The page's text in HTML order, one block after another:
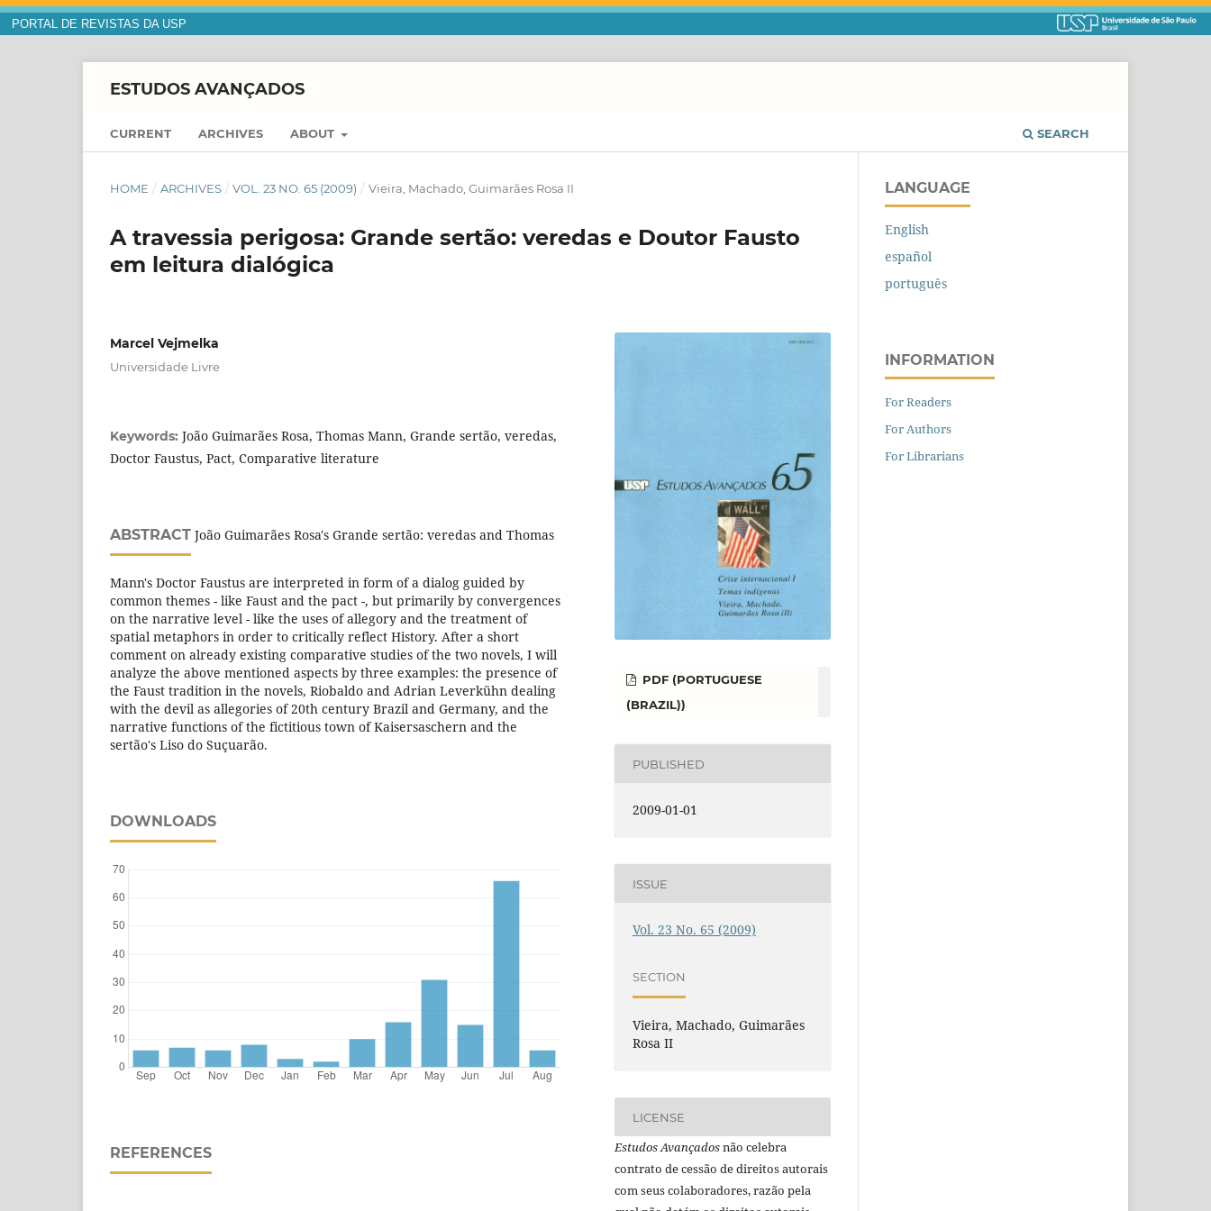
PORTAL DE REVISTAS DA USP
ESTUDOS AVANÇADOS
CURRENT ARCHIVES ABOUT SEARCH
HOME / ARCHIVES / VOL. 23 NO. 65 (2009) / Vieira, Machado, Guimarães Rosa II
A travessia perigosa: Grande sertão: veredas e Doutor Fausto
em leitura dialógica
Marcel Vejmelka
Universidade Livre
Keywords: João Guimarães Rosa, Thomas Mann, Grande sertão, veredas,
Doctor Faustus, Pact, Comparative literature
ABSTRACT João Guimarães Rosa's Grande sertão: veredas and Thomas
Mann's Doctor Faustus are interpreted in form of a dialog guided by
common themes - like Faust and the pact -, but primarily by convergences
on the narrative level - like the uses of allegory and the treatment of
spatial metaphors in order to critically reflect History. After a short
comment on already existing comparative studies of the two novels, I will
analyze the above mentioned aspects by three examples: the presence of
the Faust tradition in the novels, Riobaldo and Adrian Leverkühn dealing
with the devil as allegories of 20th century Brazil and Germany, and the
narrative functions of the fictitious town of Kaisersaschern and the
sertão's Liso do Suçuarão.
DOWNLOADS
REFERENCES
PDF (PORTUGUESE
(BRAZIL))
PUBLISHED
2009-01-01
ISSUE
Vol. 23 No. 65 (2009)
SECTION
Vieira, Machado, Guimarães
Rosa II
LICENSE
Estudos Avançadosnão celebra
contrato de cessão de direitos autorais
com seus colaboradores, razão pela
LANGUAGE
English
español
português
INFORMATION
For Readers
For Authors
For Librarians